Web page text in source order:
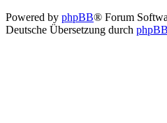
Powered by phpBB® Forum
Deutsche Übersetzung durch